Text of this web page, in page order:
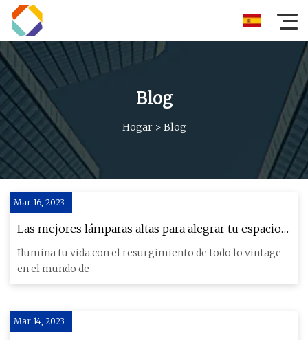
Blog
Hogar> Blog
Mar 16, 2023
Las mejores lámparas altas para alegrar tu espacio
vital
Ilumina tu vida con el resurgimiento de todo lo vintage
en el mundo de
Mar 14, 2023